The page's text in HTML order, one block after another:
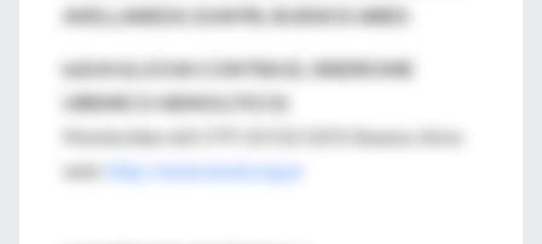
AVELLANEDA 2144 PB, BUENOS AIRES
luSUH (LUCHA CONTRA EL SINDROME
UREMICO HEMOLITICO)
Montevideo 665 5°P. Of.510 1019, Buenos Aires
web:
http://www.lusuh.org.ar